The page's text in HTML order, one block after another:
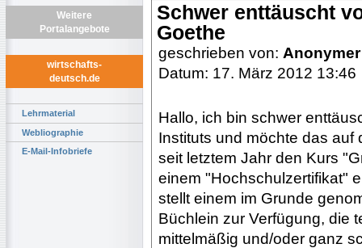
Weitere
Portalangebote
wirtschafts-
deutsch.de
Lehrmaterial
Webliographie
E-Mail-Infobriefe
Schwer enttäuscht
Goethe
geschrieben von:
Datum: 17. März 2012 13:46
Hallo, ich bin schwer
Instituts und möchte das auf
seit letztem Jahr den Kurs
einem "Hochschulzertifikat"
stellt einem im Grunde
Büchlein zur Verfügung, die
mittelmäßig und/oder ganz